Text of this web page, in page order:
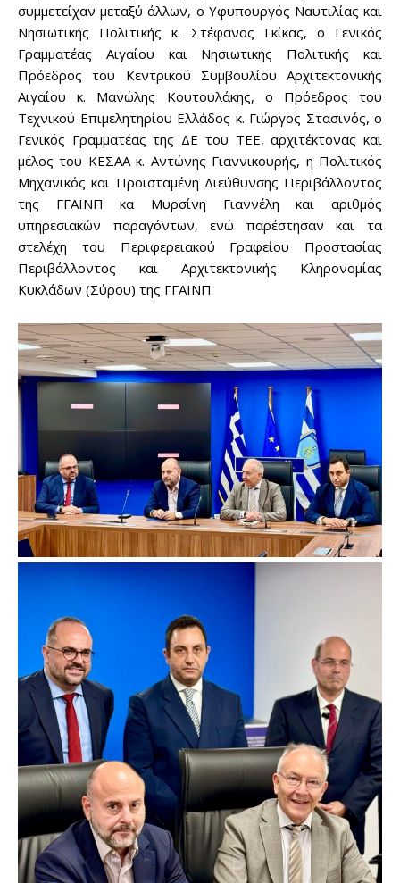
συμμετείχαν μεταξύ άλλων, ο Υφυπουργός Ναυτιλίας και
Νησιωτικής Πολιτικής κ. Στέφανος Γκίκας, ο Γενικός
Γραμματέας Αιγαίου και Νησιωτικής Πολιτικής και
Πρόεδρος του Κεντρικού Συμβουλίου Αρχιτεκτονικής
Αιγαίου κ. Μανώλης Κουτουλάκης, ο Πρόεδρος του
Τεχνικού Επιμελητηρίου Ελλάδος κ. Γιώργος Στασινός, ο
Γενικός Γραμματέας της ΔΕ του ΤΕΕ, αρχιτέκτονας και
μέλος του ΚΕΣΑΑ κ. Αντώνης Γιαννικουρής, η Πολιτικός
Μηχανικός και Προϊσταμένη Διεύθυνσης Περιβάλλοντος
της ΓΓΑΙΝΠ κα Μυρσίνη Γιαννέλη και αριθμός
υπηρεσιακών παραγόντων, ενώ παρέστησαν και τα
στελέχη του Περιφερειακού Γραφείου Προστασίας
Περιβάλλοντος και Αρχιτεκτονικής Κληρονομίας
Κυκλάδων (Σύρου) της ΓΓΑΙΝΠ